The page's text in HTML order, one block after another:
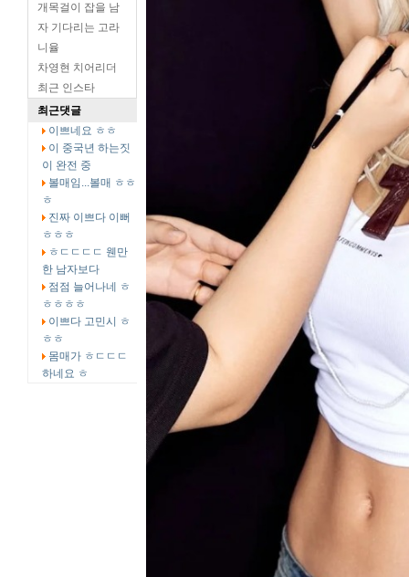
개목걸이 잡을 남
자 기다리는 고라
니율
차영현 치어리더
최근 인스타
최근댓글
이쁘네요 ㅎㅎ
이 중국년 하는짓
이 완전 중
볼매임...볼매 ㅎㅎ
ㅎ
진짜 이쁘다 이뻐
ㅎㅎㅎ
ㅎㄷㄷㄷㄷ 웬만
한 남자보다
점점 늘어나네 ㅎ
ㅎㅎㅎㅎ
이쁘다 고민시 ㅎ
ㅎㅎ
몸매가 ㅎㄷㄷㄷ
하네요 ㅎ